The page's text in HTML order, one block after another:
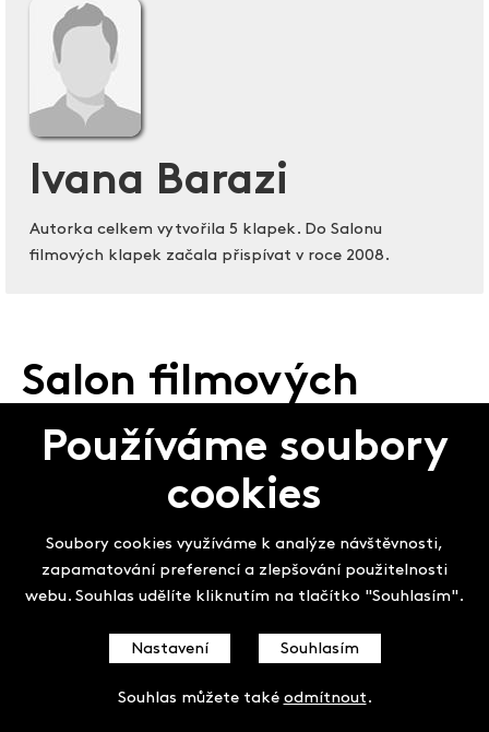
Ivana Barazi
Autorka celkem vytvořila 5 klapek. Do Salonu
filmových klapek začala přispívat v roce 2008.
Salon filmových
klapek
Používáme soubory
cookies
Soubory cookies využíváme k analýze návštěvnosti,
zapamatování preferencí a zlepšování použitelnosti
webu. Souhlas udělíte kliknutím na tlačítko "Souhlasím".
Nastavení Souhlasím
Souhlas můžete také odmítnout .